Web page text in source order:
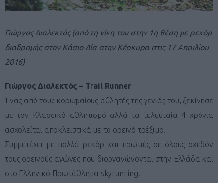
Γιώργος Διαλεκτός (από τη νίκη του στην 1η θέση με ρεκόρ
διαδρομής στον Κάσιο Δία στην Κέρκυρα στις 17 Απριλίου
2016)
Γιώργος Διαλεκτός – Trail Runner
Ένας από τους κορυφαίους αθλητές της γενιάς του, ξεκίνησε
με τον Κλασσικό αθλητισμό αλλά τα τελευταία 4 χρόνια
ασχολείται αποκλειστικά με το ορεινό τρέξιμο.
Συμμετέχει με πολλά ρεκόρ και πρωτιές σε όλους σχεδόν
τους ορεινούς αγώνες που διοργανώνονται στην Ελλάδα και
στο Ελληνικό Πρωτάθλημα skyrunning.